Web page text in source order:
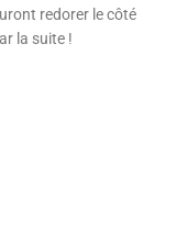
redorer le côté
la suite !